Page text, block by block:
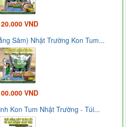
VND
Sâm) Nhật Trường Kon Tum...
VND
Kon Tum Nhật Trường - Túi...